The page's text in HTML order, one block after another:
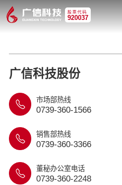
股票代码
920037
广信科技股份
市场部热线
0739-360-1566
销售部热线
0739-360-3366
董秘办公室电话
0739-360-2248